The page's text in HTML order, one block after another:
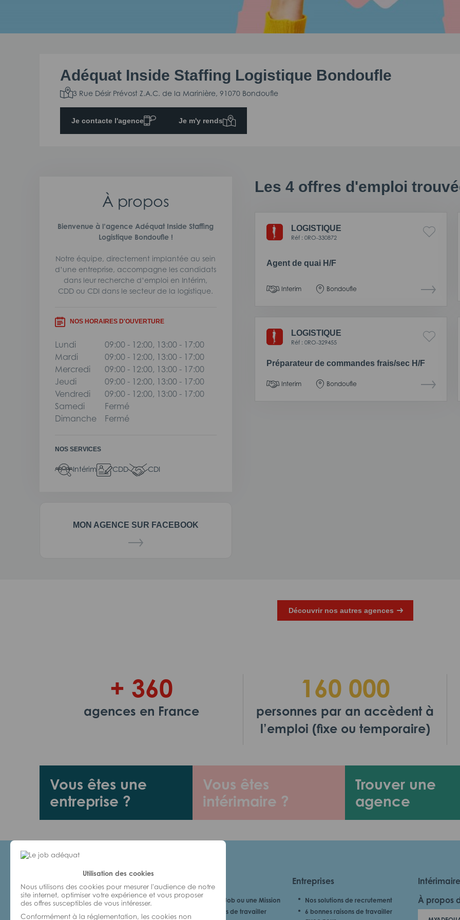
Utilisation des cookies
Nous utilisons des cookies pour mesurer l'audience de notre
site internet, optimiser votre expérience et vous proposer
des offres susceptibles de vous intéresser.
Conformément à la réglementation, les cookies non
Adéquat Inside Staffing Logistique Bondoufle
3 Rue Désir Prévost Z.A.C. de la Marinière, 91070 Bondoufle
Je contacte l'agence Je m'y rends
À propos
Bienvenue à l’agence Adéquat Inside Staffing
Logistique Bondoufle !
Notre équipe, directement implantée au sein
d’une entreprise, accompagne les candidats
dans leur recherche d’emploi en Intérim,
CDD ou CDI dans le secteur de la logistique.
NOS HORAIRES D'OUVERTURE
Lundi
09:00 - 12:00, 13:00 - 17:00
Mardi
09:00 - 12:00, 13:00 - 17:00
Mercredi
09:00 - 12:00, 13:00 - 17:00
Jeudi
09:00 - 12:00, 13:00 - 17:00
Vendredi
09:00 - 12:00, 13:00 - 17:00
Samedi
Fermé
Dimanche
Fermé
NOS SERVICES
Intérim CDD CDI
MON AGENCE SUR FACEBOOK
Les 4offres d'emploi
LOGISTIQUE
Réf : 0RO-330872
Agent de quai H/F
Interim Bondoufle
LOGISTIQUE
Réf : 0RO-329455
Préparateur de commandes frais/sec H/F
Interim Bondoufle
Découvrir nos autres agences
Vous êtes une
entreprise ?
Vous êtes
intérimaire ?
Trouver une
agence
+ 360
agences en France
160 000
personnes par an accèdent à
l’emploi (fixe ou temporaire)
Je cherche un Job ou une Mission
6 bonnes raisons de travailler
Entreprises
Nos solutions de recrutement
6 bonnes raisons de travailler
À propos